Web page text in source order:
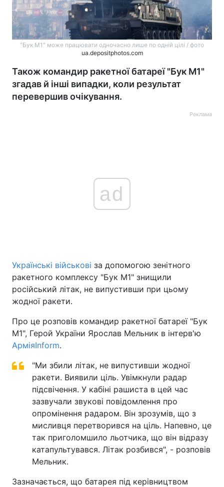
"Бук М1" може працювати одночасно лише по одній цілі / фото
ua.depositphotos.com
Також командир ракетної батареї "Бук М1"
згадав й інші випадки, коли результат
перевершив очікування.
Реклама
ad
Українські військові за допомогою зенітного
ракетного комплексу "Бук М1" знищили
російський літак, не випустивши при цьому
жодної ракети.
Про це розповів командир ракетної батареї "Бук
М1", Герой України Ярослав Мельник в інтерв'ю
АрміяInform.
"Ми збили літак, не випустивши жодної
ракети. Виявили ціль. Увімкнули радар
підсвічення. У кабіні рашиста в цей час
зазвучали звукові повідомлення про
опромінення радаром. Він зрозумів, що з
мисливця перетворився на ціль. Напевно, це
так приголомшило льотчика, що він відразу
катапультувався. Літак розбився", - розповів
Мельник.
Зазначається, що батарея під керівництвом